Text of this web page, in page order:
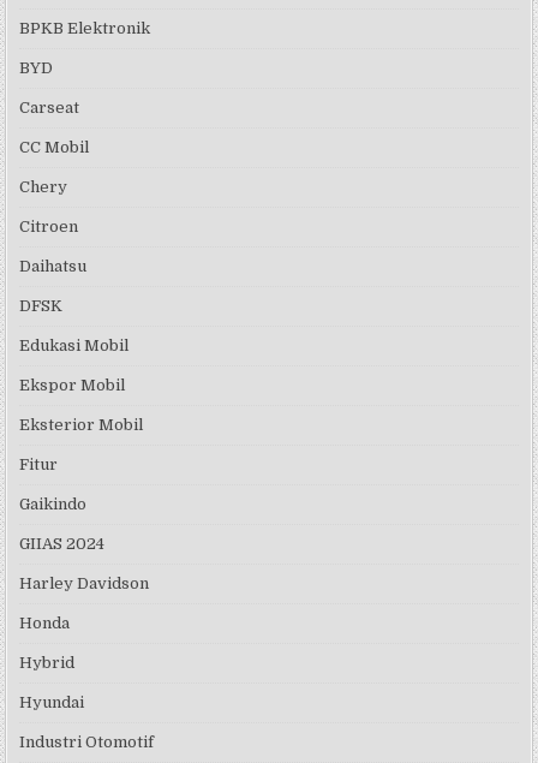
BPKB Elektronik
BYD
Carseat
CC Mobil
Chery
Citroen
Daihatsu
DFSK
Edukasi Mobil
Ekspor Mobil
Eksterior Mobil
Fitur
Gaikindo
GIIAS 2024
Harley Davidson
Honda
Hybrid
Hyundai
Industri Otomotif